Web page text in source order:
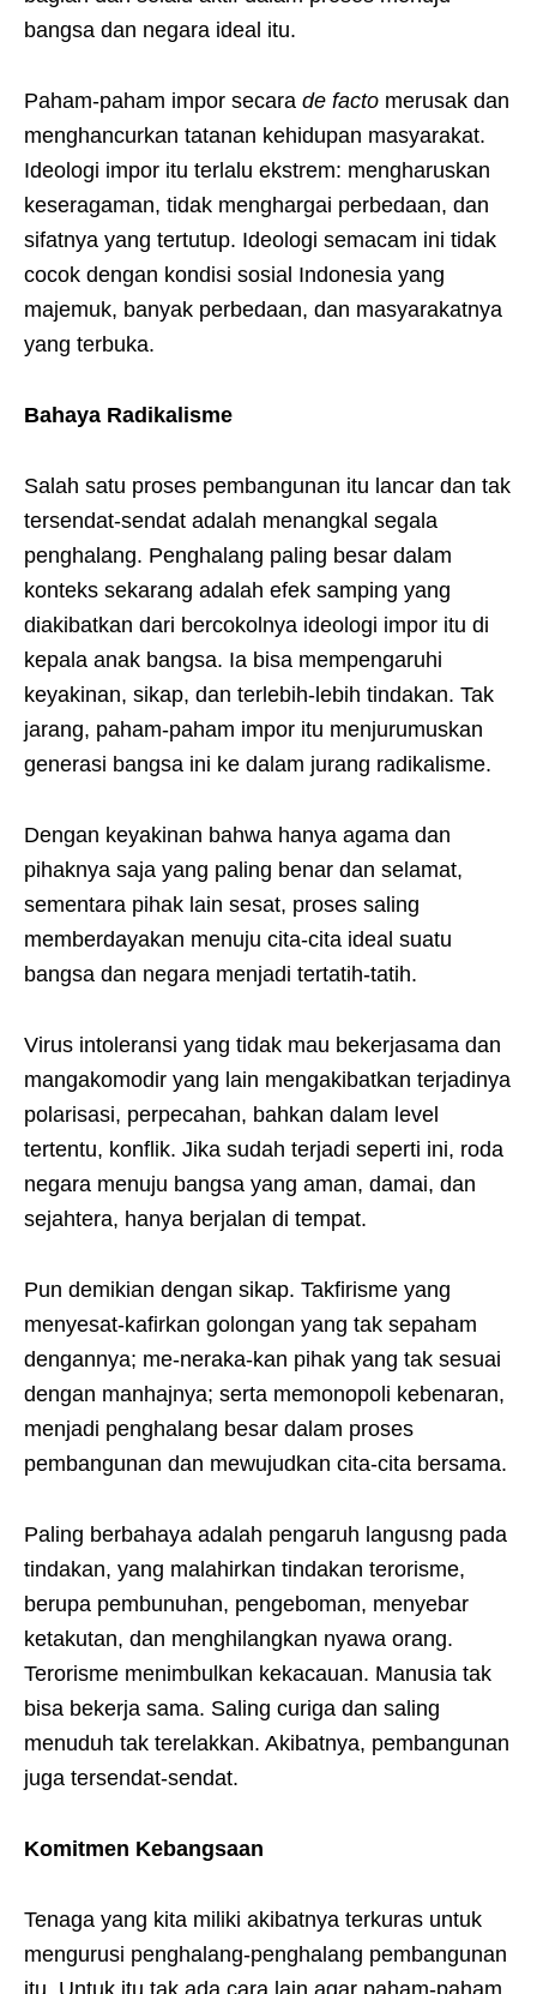
bangsa dan negara ideal itu.
Paham-paham impor secara de facto merusak dan
menghancurkan tatanan kehidupan masyarakat.
Ideologi impor itu terlalu ekstrem: mengharuskan
keseragaman, tidak menghargai perbedaan, dan
sifatnya yang tertutup. Ideologi semacam ini tidak
cocok dengan kondisi sosial Indonesia yang
majemuk, banyak perbedaan, dan masyarakatnya
yang terbuka.
Bahaya Radikalisme
Salah satu proses pembangunan itu lancar dan tak
tersendat-sendat adalah menangkal segala
penghalang. Penghalang paling besar dalam
konteks sekarang adalah efek samping yang
diakibatkan dari bercokolnya ideologi impor itu di
kepala anak bangsa. Ia bisa mempengaruhi
keyakinan, sikap, dan terlebih-lebih tindakan. Tak
jarang, paham-paham impor itu menjurumuskan
generasi bangsa ini ke dalam jurang radikalisme.
Dengan keyakinan bahwa hanya agama dan
pihaknya saja yang paling benar dan selamat,
sementara pihak lain sesat, proses saling
memberdayakan menuju cita-cita ideal suatu
bangsa dan negara menjadi tertatih-tatih.
Virus intoleransi yang tidak mau bekerjasama dan
mangakomodir yang lain mengakibatkan terjadinya
polarisasi, perpecahan, bahkan dalam level
tertentu, konflik. Jika sudah terjadi seperti ini, roda
negara menuju bangsa yang aman, damai, dan
sejahtera, hanya berjalan di tempat.
Pun demikian dengan sikap. Takfirisme yang
menyesat-kafirkan golongan yang tak sepaham
dengannya; me-neraka-kan pihak yang tak sesuai
dengan manhajnya; serta memonopoli kebenaran,
menjadi penghalang besar dalam proses
pembangunan dan mewujudkan cita-cita bersama.
Paling berbahaya adalah pengaruh langusng pada
tindakan, yang malahirkan tindakan terorisme,
berupa pembunuhan, pengeboman, menyebar
ketakutan, dan menghilangkan nyawa orang.
Terorisme menimbulkan kekacauan. Manusia tak
bisa bekerja sama. Saling curiga dan saling
menuduh tak terelakkan. Akibatnya, pembangunan
juga tersendat-sendat.
Komitmen Kebangsaan
Tenaga yang kita miliki akibatnya terkuras untuk
mengurusi penghalang-penghalang pembangunan
itu. Untuk itu tak ada cara lain agar paham-paham